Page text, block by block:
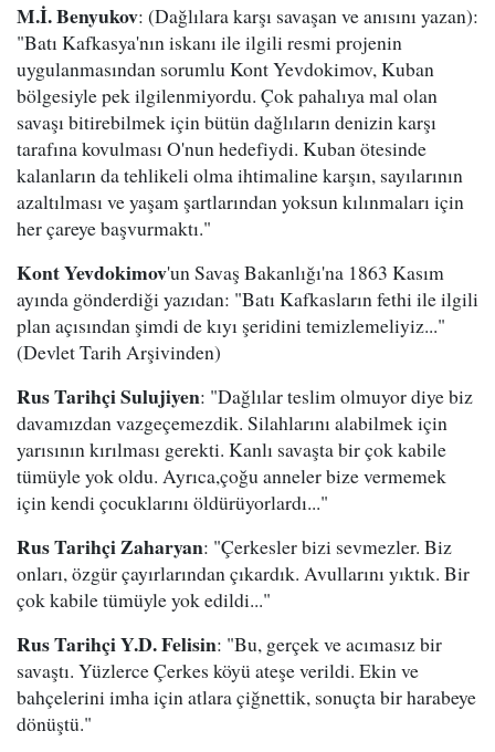
M.İ. Benyukov: (Dağlılara karşı savaşan ve anısını yazan):
"Batı Kafkasya'nın iskanı ile ilgili resmi projenin
uygulanmasından sorumlu Kont Yevdokimov, Kuban
bölgesiyle pek ilgilenmiyordu. Çok pahalıya mal olan
savaşı bitirebilmek için bütün dağlıların denizin karşı
tarafına kovulması O'nun hedefiydi. Kuban ötesinde
kalanların da tehlikeli olma ihtimaline karşın, sayılarının
azaltılması ve yaşam şartlarından yoksun kılınmaları için
her çareye başvurmaktı."
Kont Yevdokimov'un Savaş Bakanlığı'na 1863 Kasım
ayında gönderdiği yazıdan: "Batı Kafkasların fethi ile ilgili
plan açısından şimdi de kıyı şeridini temizlemeliyiz..."
(Devlet Tarih Arşivinden)
Rus Tarihçi Sulujiyen: "Dağlılar teslim olmuyor diye biz
davamızdan vazgeçemezdik. Silahlarını alabilmek için
yarısının kırılması gerekti. Kanlı savaşta bir çok kabile
tümüyle yok oldu. Ayrıca,çoğu anneler bize vermemek
için kendi çocuklarını öldürüyorlardı..."
Rus Tarihçi Zaharyan: "Çerkesler bizi sevmezler. Biz
onları, özgür çayırlarından çıkardık. Avullarını yıktık. Bir
çok kabile tümüyle yok edildi..."
Rus Tarihçi Y.D. Felisin: "Bu, gerçek ve acımasız bir
savaştı. Yüzlerce Çerkes köyü ateşe verildi. Ekin ve
bahçelerini imha için atlara çiğnettik, sonuçta bir harabeye
dönüştü."